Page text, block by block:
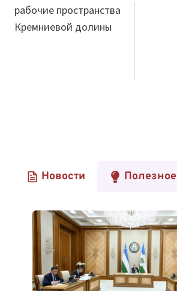
записям
рабочие пространства
Кремниевой долины
Новости Полезное